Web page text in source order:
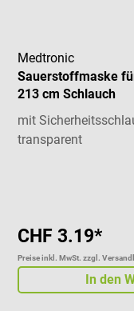
Medtronic
Sauerstoffmaske
213 cm Schlauch
mit
transparent
CHF 3.19*
Preise inkl. MwSt. zzgl.
In den